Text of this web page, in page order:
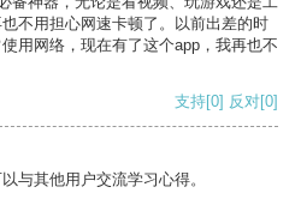
不用担心网速卡顿了。以前出差的时
用网络，现在有了这个app，我再也不
支持[0] 反对[0]
与其他用户交流学习心得。